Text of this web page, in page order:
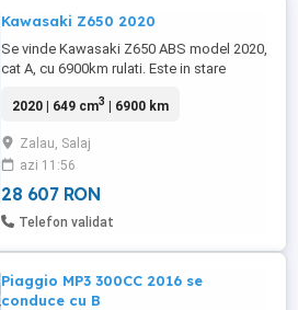
Kawasaki Z650 2020
Se vinde Kawasaki Z650 ABS model 2020,
cat A, cu 6900km rulati. Este in stare
cu ea, nu a fost lovita, nu a fost "scapata".
fabrica. Mai multe detalii la cerere.
2020 | 649 cm3 | 6900 km
Zalau, Salaj
azi 11:56
28 607 RON
Telefon validat
Piaggio MP3 300CC 2016 se
conduce cu B